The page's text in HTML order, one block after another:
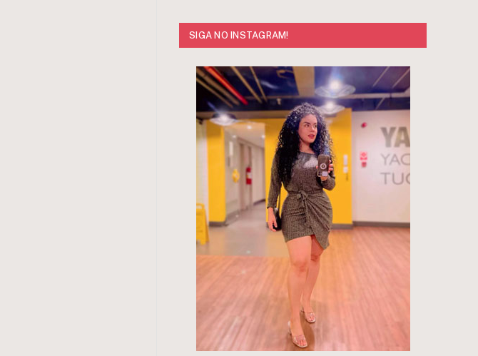
SIGA NO INSTAGRAM!